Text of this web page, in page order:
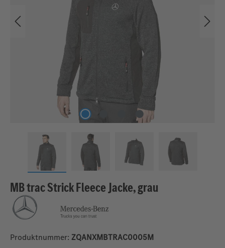
MB trac Strick Fleece Jacke, grau
Produktnummer: ZQANXMBTRAC0005M